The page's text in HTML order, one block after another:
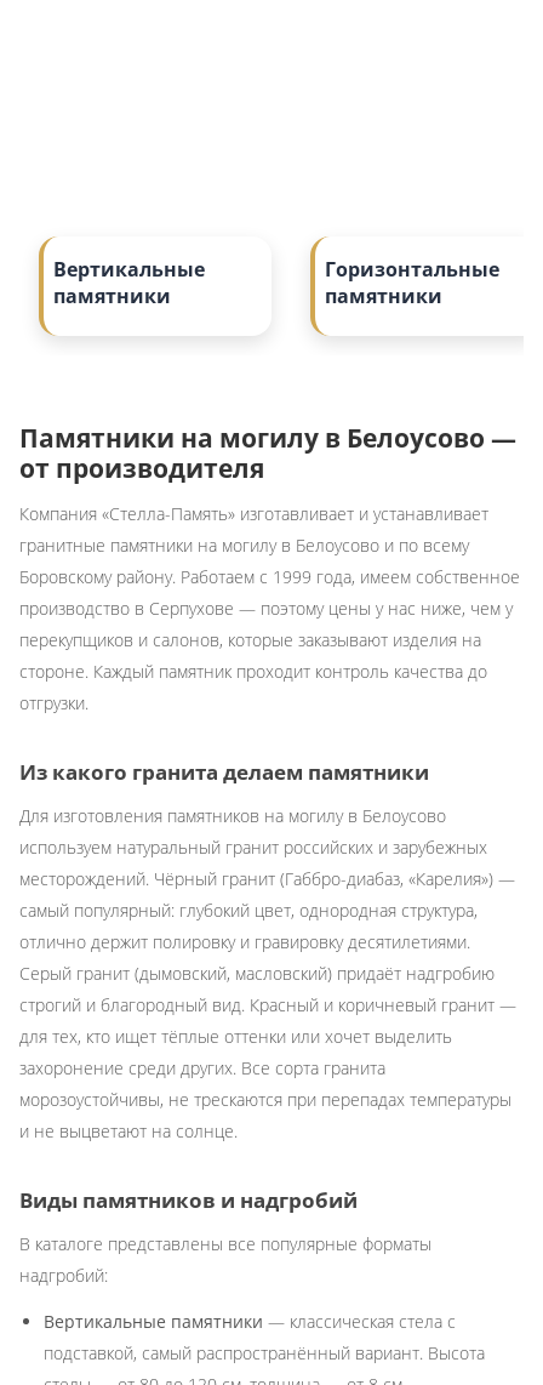
Вертикальные
памятники
Горизонтальные
памятники
Памятники на могилу в Белоусово —
от производителя
Компания «Стелла-Память» изготавливает и устанавливает
гранитные памятники на могилу в Белоусово и по всему
Боровскому району. Работаем с 1999 года, имеем собственное
производство в Серпухове — поэтому цены у нас ниже, чем у
перекупщиков и салонов, которые заказывают изделия на
стороне. Каждый памятник проходит контроль качества до
отгрузки.
Из какого гранита делаем памятники
Для изготовления памятников на могилу в Белоусово
используем натуральный гранит российских и зарубежных
месторождений. Чёрный гранит (Габбро-диабаз, «Карелия») —
самый популярный: глубокий цвет, однородная структура,
отлично держит полировку и гравировку десятилетиями.
Серый гранит (дымовский, масловский) придаёт надгробию
строгий и благородный вид. Красный и коричневый гранит —
для тех, кто ищет тёплые оттенки или хочет выделить
захоронение среди других. Все сорта гранита
морозоустойчивы, не трескаются при перепадах температуры
и не выцветают на солнце.
Виды памятников и надгробий
В каталоге представлены все популярные форматы
надгробий:
Вертикальные памятники — классическая стела с
подставкой, самый распространённый вариант. Высота